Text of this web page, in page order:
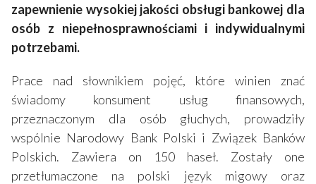
zapewnienie wysokiej jakości obsługi bankowej dla
osób z niepełnosprawnościami i indywidualnymi
potrzebami.
Prace nad słownikiem pojęć, które winien znać
świadomy konsument usług finansowych,
przeznaczonym dla osób głuchych, prowadziły
wspólnie Narodowy Bank Polski i Związek Banków
Polskich. Zawiera on 150 haseł. Zostały one
przetłumaczone na polski język migowy oraz